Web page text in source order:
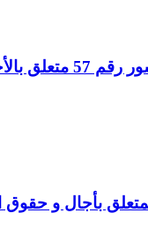
منشور رقم 57